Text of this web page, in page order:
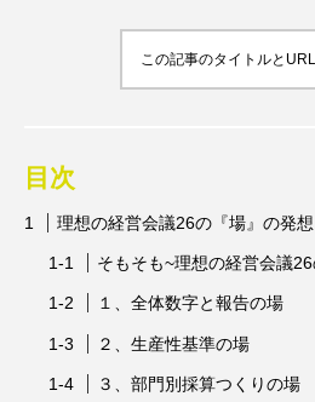
この記事のタイトルと
目次
理想の経営会議26の『場』の発想
そもそも~理想の経営会議
１、全体数字と報告の場
２、生産性基準の場
３、部門別採算つくりの場